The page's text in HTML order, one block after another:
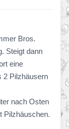
Bros.
Steigt dann
eine
2 Pilzhäusern
nach Osten
Pilzhäuschen.